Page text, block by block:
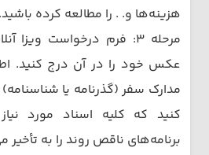
هزینه‌ها و. . را مطالعه کرده باشید.
مرحله ۳: فرم درخواست
عکس خود را در آن درج کنید.
مدارک سفر (گذرنامه یا شناسنامه)
کنید که کلیه اسناد مورد نیاز
برنامه‌های ناقص روند را به تأخیر